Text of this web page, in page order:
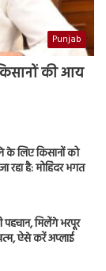
Punjab
की आय
के लिए किसानों को
रहा है: मोहिंदर भगत
मिलेंगे भरपूर
ऐसे करें अप्लाई